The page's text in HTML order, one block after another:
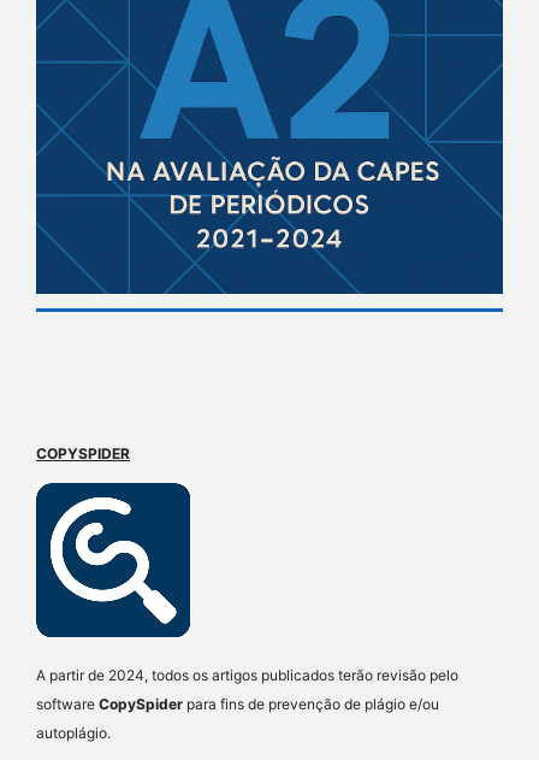
COPYSPIDER
A partir de 2024, todos os artigos publicados terão revisão pelo
software CopySpider para fins de prevenção de plágio e/ou
autoplágio.